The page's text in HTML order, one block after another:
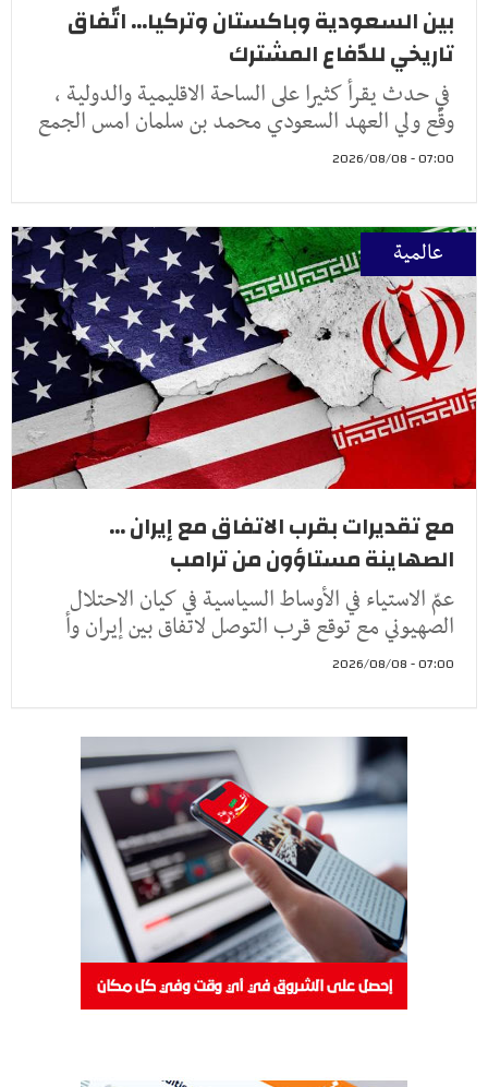
بين السعودية وباكستان وتركيا... اتّفاق
تاريخي للدّفاع المشترك
في حدث يقرأ كثيرا على الساحة الاقليمية والدولية ،
وقّع ولي العهد السعودي محمد بن سلمان امس الجمع
07:00 - 2026/08/08
عالمية
مع تقديرات بقرب الاتفاق مع إيران ...
الصهاينة مستاؤون من ترامب
عمّ الاستياء في الأوساط السياسية في كيان الاحتلال
الصهيوني مع توقع قرب التوصل لاتفاق بين إيران وأ
07:00 - 2026/08/08